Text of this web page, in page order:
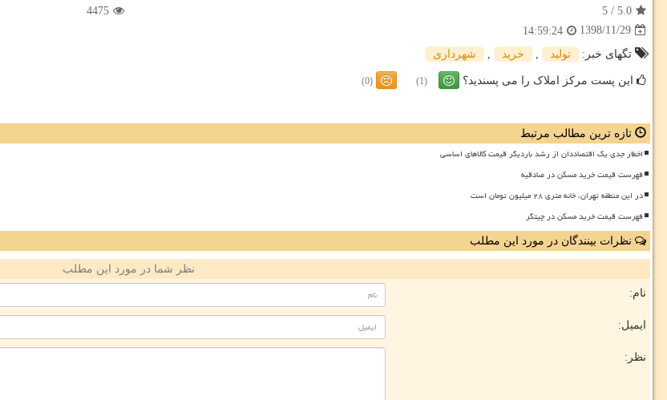
5.0
/
5
4475
1398/11/29
14:59:24
تگهای خبر:
تولید , خرید , شهرداری
این پست مرکز املاک را می پسندید؟ (1)
(0)
تازه ترین مطالب مرتبط
اخطار جدی یک اقتصاددان از رشد باردیگر قیمت کالاهای اساسی
فهرست قیمت خرید مسکن در صادقیه
در این منطقه تهران، خانه متری ۲۸ میلیون تومان است
فهرست قیمت خرید مسکن در چیتگر
نظرات بینندگان در مورد این مطلب
نظر شما در مورد این مطلب
نام:
ایمیل:
نظر: